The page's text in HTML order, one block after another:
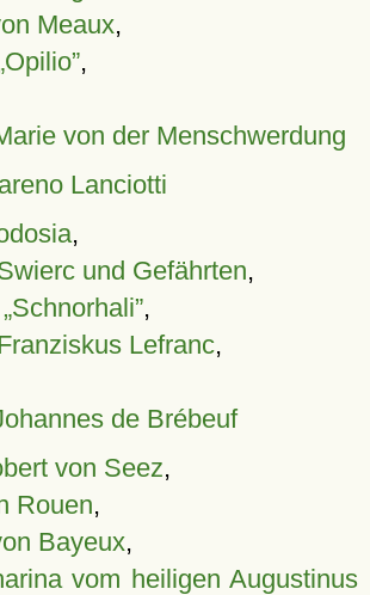
Meaux,
,
von der Menschwerdung
Lanciotti
,
und Gefährten,
,
Lefranc,
de Brébeuf
von Seez,
Rouen,
Bayeux,
vom heiligen Augustinus